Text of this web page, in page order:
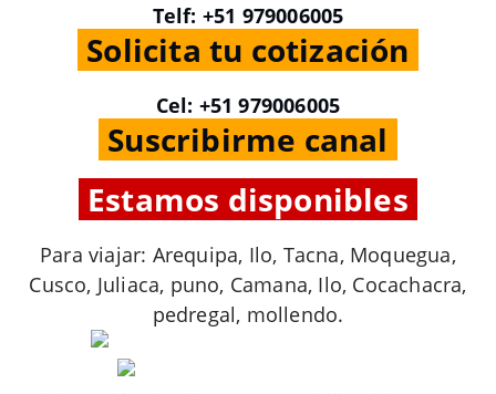
Telf: +51 979006005
Solicita tu cotización
Cel: +51 979006005
Suscribirme canal
Estamos disponibles
Para viajar: Arequipa, Ilo, Tacna, Moquegua,
Cusco, Juliaca, puno, Camana, Ilo, Cocachacra,
pedregal, mollendo.